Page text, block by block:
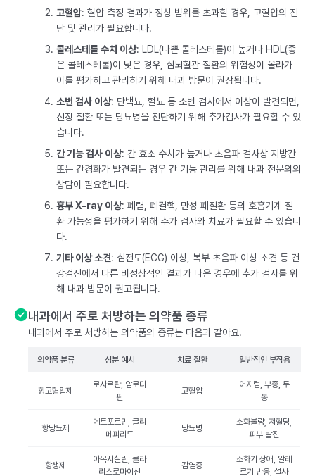
고혈압: 혈압 측정 결과가 정상 범위를 초과할 경우, 고혈압의 진
단 및 관리가 필요합니다.
콜레스테롤 수치 이상: LDL(나쁜 콜레스테롤)이 높거나 HDL(좋
은 콜레스테롤)이 낮은 경우, 심뇌혈관 질환의 위험성이 올라가
이를 평가하고 관리하기 위해 내과 방문이 권장됩니다.
소변 검사 이상: 단백뇨, 혈뇨 등 소변 검사에서 이상이 발견되면,
신장 질환 또는 당뇨병을 진단하기 위해 추가검사가 필요할 수 있
습니다.
간 기능 검사 이상: 간 효소 수치가 높거나 초음파 검사상 지방간
또는 간경화가 발견되는 경우 간 기능 관리를 위해 내과 전문의의
상담이 필요합니다.
흉부 X-ray 이상: 폐렴, 폐결핵, 만성 폐질환 등의 호흡기계 질
환 가능성을 평가하기 위해 추가 검사와 치료가 필요할 수 있습니
다.
기타 이상 소견: 심전도(ECG) 이상, 복부 초음파 이상 소견 등 건
강검진에서 다른 비정상적인 결과가 나온 경우에 추가 검사를 위
해 내과 방문이 권고됩니다.
내과에서 주로 처방하는 의약품 종류
내과에서 주로 처방하는 의약품의 종류는 다음과 같아요.
의약품 분류 성분 예시 치료 질환 일반적인 부작용
항고혈압제
로사르탄, 암로디
핀
고혈압
어지럼, 부종, 두
통
항당뇨제
메트포르민, 글리
메피리드
당뇨병
소화불량, 저혈당,
피부 발진
항생제
아목시실린, 클라
리스로마이신
감염증
소화기 장애, 알레
르기 반응, 설사